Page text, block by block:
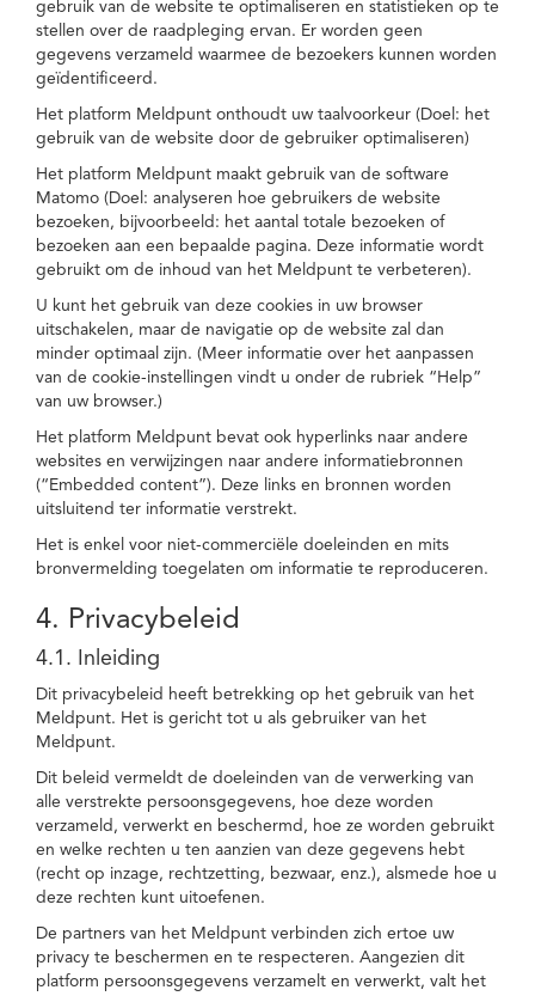
gebruik van de website te optimaliseren en statistieken op te
stellen over de raadpleging ervan. Er worden geen
gegevens verzameld waarmee de bezoekers kunnen worden
geïdentificeerd.
Het platform Meldpunt onthoudt uw taalvoorkeur (Doel: het
gebruik van de website door de gebruiker optimaliseren)
Het platform Meldpunt maakt gebruik van de software
Matomo (Doel: analyseren hoe gebruikers de website
bezoeken, bijvoorbeeld: het aantal totale bezoeken of
bezoeken aan een bepaalde pagina. Deze informatie wordt
gebruikt om de inhoud van het Meldpunt te verbeteren).
U kunt het gebruik van deze cookies in uw browser
uitschakelen, maar de navigatie op de website zal dan
minder optimaal zijn. (Meer informatie over het aanpassen
van de cookie-instellingen vindt u onder de rubriek “Help”
van uw browser.)
Het platform Meldpunt bevat ook hyperlinks naar andere
websites en verwijzingen naar andere informatiebronnen
(“Embedded content”). Deze links en bronnen worden
uitsluitend ter informatie verstrekt.
Het is enkel voor niet-commerciële doeleinden en mits
bronvermelding toegelaten om informatie te reproduceren.
4. Privacybeleid
4.1. Inleiding
Dit privacybeleid heeft betrekking op het gebruik van het
Meldpunt. Het is gericht tot u als gebruiker van het
Meldpunt.
Dit beleid vermeldt de doeleinden van de verwerking van
alle verstrekte persoonsgegevens, hoe deze worden
verzameld, verwerkt en beschermd, hoe ze worden gebruikt
en welke rechten u ten aanzien van deze gegevens hebt
(recht op inzage, rechtzetting, bezwaar, enz.), alsmede hoe u
deze rechten kunt uitoefenen.
De partners van het Meldpunt verbinden zich ertoe uw
privacy te beschermen en te respecteren. Aangezien dit
platform persoonsgegevens verzamelt en verwerkt, valt het